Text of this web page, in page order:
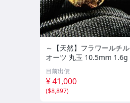
～【天然】フラワールチル
オーツ 丸玉 10.5mm 1.6g
目前出價
¥ 41,000
($8,897)